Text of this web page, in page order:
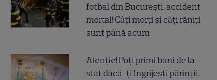
fotbal din București, accident
mortal! Câți morți și câți răniți
sunt până acum
Atenție! Poți primi bani de la
stat dacă-ți îngrijești părinții,